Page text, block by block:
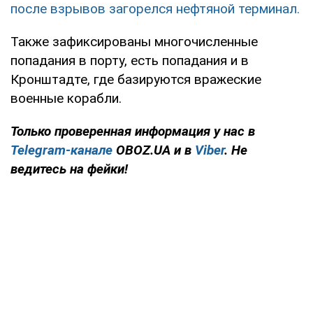
после взрывов загорелся нефтяной терминал.
Также зафиксированы многочисленные
попадания в порту, есть попадания и в
Кронштадте, где базируются вражеские
военные корабли.
Только проверенная информация у нас в
Telegram-канале OBOZ.UA и в Viber. Не
ведитесь на фейки!